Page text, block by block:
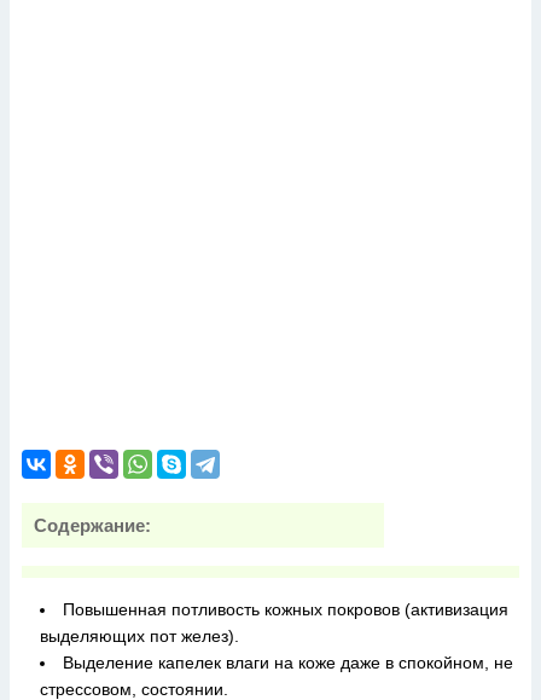
Содержание:
Повышенная потливость кожных покровов (активизация
выделяющих пот желез).
Выделение капелек влаги на коже даже в спокойном, не
стрессовом, состоянии.